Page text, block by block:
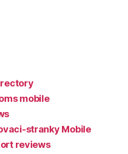
mobile
stranky Mobile
reviews